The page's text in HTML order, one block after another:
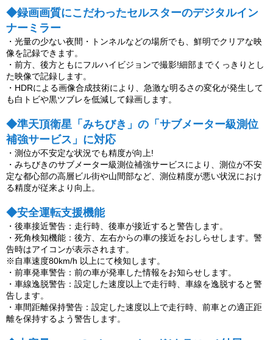
◆録画画質にこだわったセルスターのデジタルイン
ナーミラー
・光量の少ない夜間・トンネルなどの場所でも、鮮明でクリアな映
像を記録できます。
・前方、後方ともにフルハイビジョンで撮影!細部までくっきりとし
た映像で記録します。
・HDRによる画像合成技術により、急激な明るさの変化が発生して
も白トビや黒ツブレを低減して録画します。
◆準天頂衛星「みちびき」の「サブメーター級測位
補強サービス」に対応
・測位が不安定な状況でも精度が向上!
・みちびきのサブメーター級測位補強サービスにより、測位が不安
定な都心部の高層ビル街や山間部など、測位精度が悪い状況におけ
る精度が従来より向上。
◆安全運転支援機能
・後車接近警告：走行時、後車が接近すると警告します。
・死角検知機能：後方、左右からの車の接近をおしらせします。警
告時はアイコンが表示されます。
※自車速度80km/h 以上にて検知します。
・前車発車警告：前の車が発車した情報をお知らせします。
・車線逸脱警告：設定した速度以上で走行時、車線を逸脱すると警
告します。
・車間距離保持警告：設定した速度以上で走行時、前車との適正距
離を保持するよう警告します。